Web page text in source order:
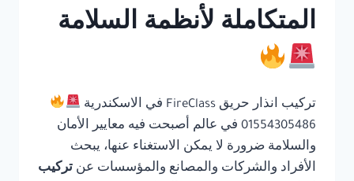
المتكاملة لأنظمة السلامة
تركيب انذار حريق FireClass في الاسكندرية
01554305486 في عالم أصبحت فيه معايير الأمان
والسلامة ضرورة لا يمكن الاستغناء عنها، يبحث
الأفراد والشركات والمصانع والمؤسسات عن تركيب